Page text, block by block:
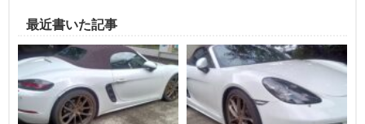
最近書いた記事